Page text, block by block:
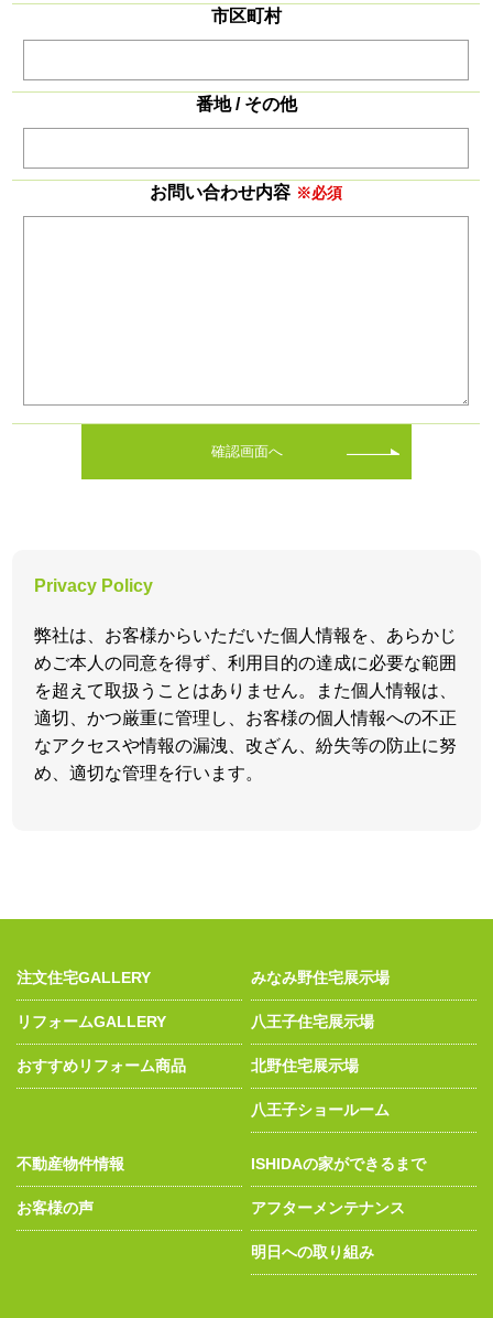
市区町村
番地 / その他
お問い合わせ内容 ※必須
確認画面へ
Privacy Policy
弊社は、お客様からいただいた個人情報を、あらかじ
めご本人の同意を得ず、利用目的の達成に必要な範囲
を超えて取扱うことはありません。また個人情報は、
適切、かつ厳重に管理し、お客様の個人情報への不正
なアクセスや情報の漏洩、改ざん、紛失等の防止に努
め、適切な管理を行います。
注文住宅GALLERY
リフォームGALLERY
おすすめリフォーム商品
みなみ野住宅展示場
八王子住宅展示場
北野住宅展示場
八王子ショールーム
不動産物件情報
お客様の声
ISHIDAの家ができるまで
アフターメンテナンス
明日への取り組み